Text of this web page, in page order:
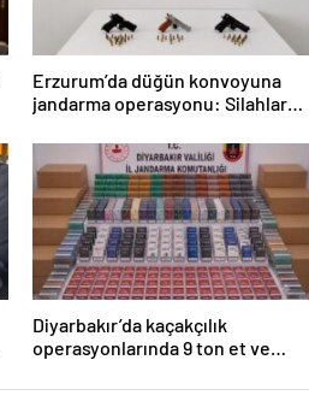
Erzurum’da düğün konvoyuna
jandarma operasyonu: Silahlar
Diyarbakır’da kaçakçılık
operasyonlarında 9 ton et ve